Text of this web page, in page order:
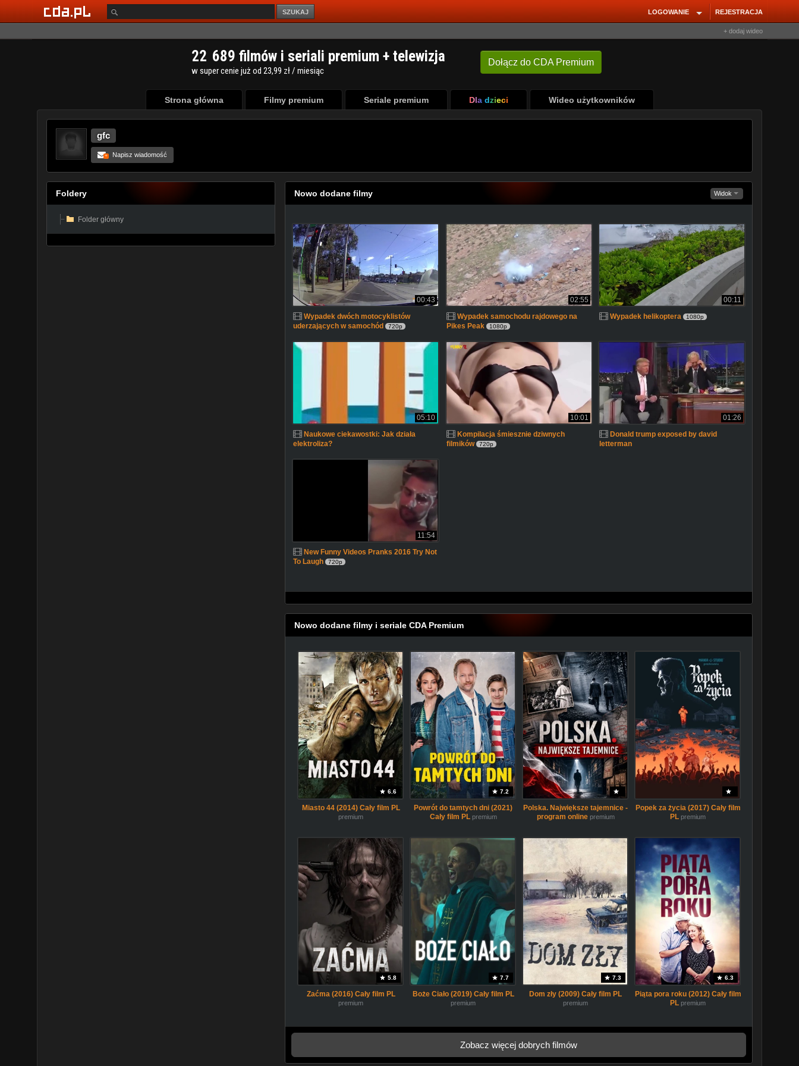
SZUKAJ LOGOWANIE REJESTRACJA
+ dodaj wideo
Strona główna Filmy premium Seriale premium Dla dzieci Wideo użytkowników
gfc
+ Napisz wiadomość
Foldery
Folder główny
Widok
Nowo dodane filmy
00:43
Wypadek dwóch motocyklistów
uderzających w samochód
720p
02:55
Wypadek samochodu rajdowego na
Pikes Peak
1080p
00:11
Wypadek helikoptera
1080p
05:10
Naukowe ciekawostki: Jak działa
elektroliza?
10:01
Kompilacja śmiesznie dziwnych
filmików
720p
01:26
Donald trump exposed by david
letterman
11:54
New Funny Videos Pranks 2016 Try Not
To Laugh
720p
Nowo dodane filmy i seriale CDA Premium
6.6
Miasto 44 (2014) Cały film PL
premium
7.2
Powrót do tamtych dni (2021)
Cały film PL premium
Polska. Największe tajemnice -
program online premium
Popek za życia (2017) Cały film
PL premium
5.8
Zaćma (2016) Cały film PL
premium
7.7
Boże Ciało (2019) Cały film PL
premium
7.3
Dom zły (2009) Cały film PL
premium
6.3
Piąta pora roku (2012) Cały film
PL premium
Zobacz więcej dobrych filmów